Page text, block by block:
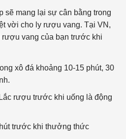
sẽ mang lại sự cân bằng trong
vời cho ly rượu vang. Tại VN,
rượu vang của bạn trước khi
xô đá khoảng 10-15 phút, 30
rượu trước khi uống là động
trước khi thưởng thức